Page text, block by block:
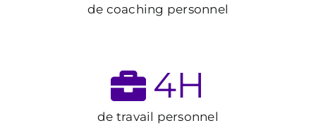
de coaching personnel
4H
de travail personnel